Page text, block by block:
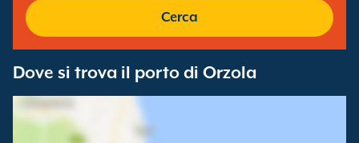
Porti Traghetti Cerca
Dove si trova il porto di Orzola